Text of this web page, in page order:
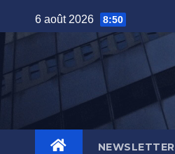
to
6 août 2026 8:50
NEWSLETTER